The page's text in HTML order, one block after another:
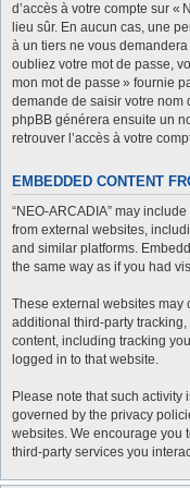
d’accès à votre compte sur «
lieu sûr. En aucun cas, une
à un tiers ne vous
oubliez votre mot de passe,
mon mot de passe » fournie
demande de saisir votre nom
phpBB générera ensuite un
retrouver l’accès à votre
EMBEDDED CONTENT
“NEO-ARCADIA” may
from external websites,
and similar platforms.
the same way as if you had
These external websites may
additional third-party
content, including tracking
logged in to that website.
Please note that such activity
governed by the privacy
websites. We encourage you
third-party services you